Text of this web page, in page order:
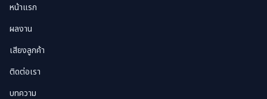
หน้าแรก
ผลงาน
เสียงลูกค้า
ติดต่อเรา
บทความ